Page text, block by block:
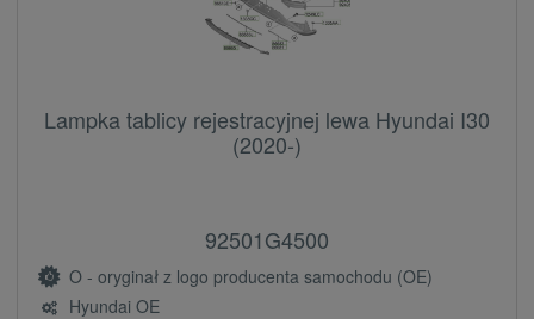
Lampka tablicy rejestracyjnej lewa Hyundai I30
(2020-)
92501G4500
O - oryginał z logo producenta samochodu (OE)
Hyundai OE